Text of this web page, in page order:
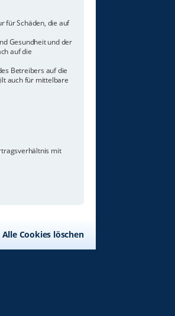
für Schäden, die auf
Gesundheit und der
auf die
Betreibers auf die
auch für mittelbare
mit
Alle Cookies löschen